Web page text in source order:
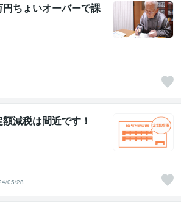
円ちょいオーバーで課
減税は間近です！
05/28